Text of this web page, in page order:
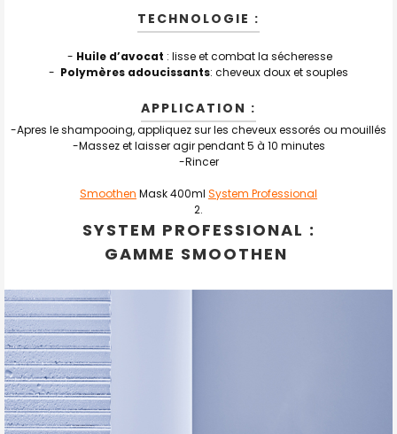
TECHNOLOGIE :
- Huile d’avocat : lisse et combat la sécheresse
- Polymères adoucissants: cheveux doux et souples
APPLICATION :
-Apres le shampooing, appliquez sur les cheveux essorés ou mouillés
-Massez et laisser agir pendant 5 à 10 minutes
-Rincer
Smoothen Mask 400ml System Professional
SYSTEM PROFESSIONAL :
GAMME SMOOTHEN